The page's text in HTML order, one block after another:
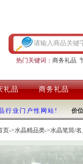
热门关键词： 商务礼品
礼品 商务礼品
行业门户性网站! 价
页->水晶精品类->水晶笔筒/